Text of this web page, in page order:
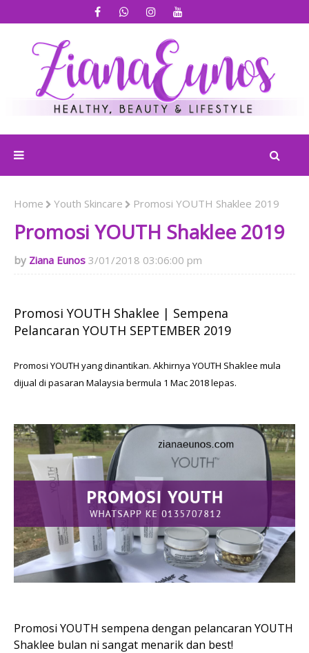
Home Youth Skincare Promosi YOUTH Shaklee 2019
Promosi YOUTH Shaklee 2019
Ziana Eunos 3/01/2018 03:06:00 pm
Promosi YOUTH Shaklee | Sempena
Pelancaran YOUTH SEPTEMBER 2019
Promosi YOUTH yang dinantikan. Akhirnya YOUTH Shaklee mula
dijual di pasaran Malaysia bermula 1 Mac 2018 lepas.
Promosi YOUTH sempena dengan pelancaran YOUTH
Shaklee bulan ni sangat menarik dan best!